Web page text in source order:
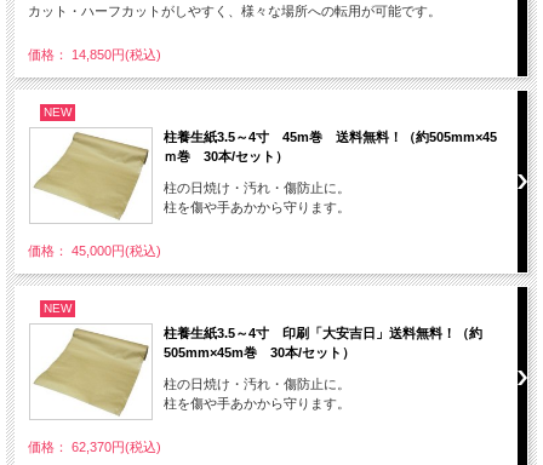
カット・ハーフカットがしやすく、様々な場所への転用が可能です。
価格： 14,850円(税込)
NEW
柱養生紙3.5～4寸 45m巻 送料無料！（約505mm×45
ｍ巻 30本/セット）
柱の日焼け・汚れ・傷防止に。
柱を傷や手あかから守ります。
価格： 45,000円(税込)
NEW
柱養生紙3.5～4寸 印刷「大安吉日」送料無料！（約
505mm×45m巻 30本/セット）
柱の日焼け・汚れ・傷防止に。
柱を傷や手あかから守ります。
価格： 62,370円(税込)